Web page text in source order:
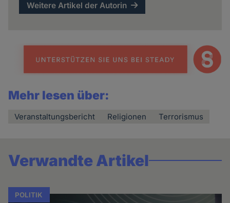
Weitere Artikel der Autorin
Mehr lesen über:
Veranstaltungsbericht Religionen Terrorismus
Verwandte Artikel
POLITIK